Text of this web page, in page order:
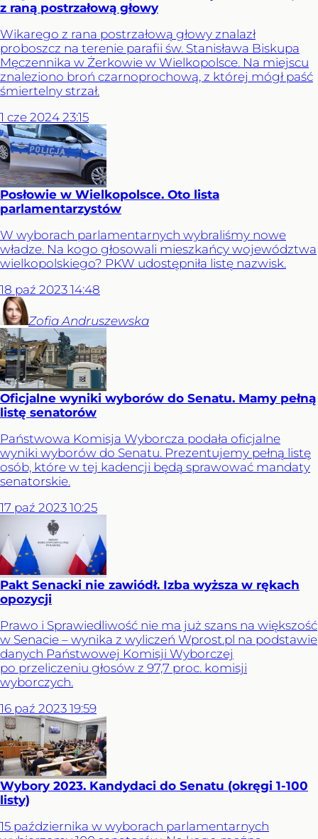
z raną postrzałową głowy
Wikarego z rana postrzałową głowy znalazł
proboszcz na terenie parafii św. Stanisława Biskupa
Męczennika w Żerkowie w Wielkopolsce. Na miejscu
znaleziono broń czarnoprochową, z której mógł paść
śmiertelny strzał.
1 cze 2024 23:15
Posłowie w Wielkopolsce. Oto lista
parlamentarzystów
W wyborach parlamentarnych wybraliśmy nowe
władze. Na kogo głosowali mieszkańcy województwa
wielkopolskiego? PKW udostępniła listę nazwisk.
18 paź 2023 14:48
Zofia Andruszewska
Oficjalne wyniki wyborów do Senatu. Mamy pełną
listę senatorów
Państwowa Komisja Wyborcza podała oficjalne
wyniki wyborów do Senatu. Prezentujemy pełną listę
osób, które w tej kadencji będą sprawować mandaty
senatorskie.
17 paź 2023 10:25
Pakt Senacki nie zawiódł. Izba wyższa w rękach
opozycji
Prawo i Sprawiedliwość nie ma już szans na większość
w Senacie – wynika z wyliczeń Wprost.pl na podstawie
danych Państwowej Komisji Wyborczej
po przeliczeniu głosów z 97,7 proc. komisji
wyborczych.
16 paź 2023 19:59
Wybory 2023. Kandydaci do Senatu (okręgi 1-100
listy)
15 października w wyborach parlamentarnych